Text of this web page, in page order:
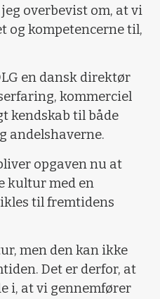
overbevist om, at vi
og kompetencerne til,
en dansk direktør
kommerciel
kendskab til både
andelshaverne.
opgaven nu at
kultur med en
til fremtidens
men den kan ikke
Det er derfor, at
i, at vi gennemfører